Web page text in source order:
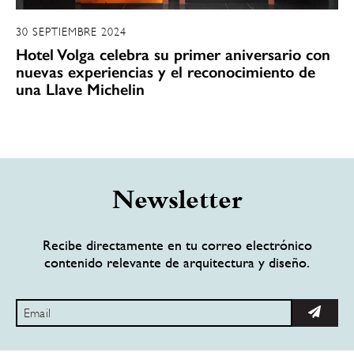
30 SEPTIEMBRE 2024
Hotel Volga celebra su primer aniversario con
nuevas experiencias y el reconocimiento de
una Llave Michelin
Newsletter
Recibe directamente en tu correo electrónico
contenido relevante de arquitectura y diseño.